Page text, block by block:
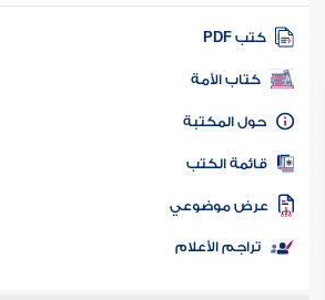
كتب PDF
كتاب الأمة
المكتبة
الكتب
موضوعي